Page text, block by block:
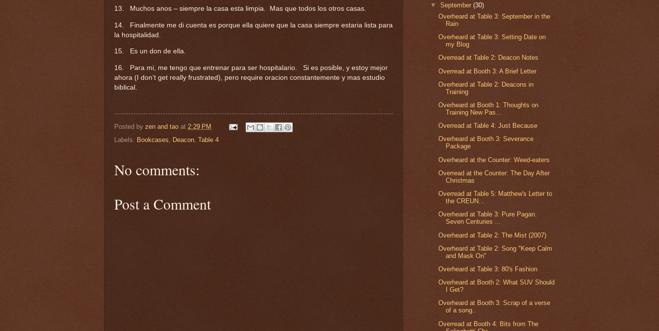
13. Muchos anos – siempre la casa esta limpia. Mas que todos los otros casas.
14.
Finalmente me di cuenta es porque ella quiere que la casa siempre estaria lista para
la hospitalidad.
15. Es un don de ella.
16.
Para mi, me tengo que entrenar para ser hospitalario. Si es posible, y estoy mejor
ahora (I don’t get really frustrated), pero require oracion constantemente y mas estudio
biblical.
Posted by zen and tao at 2:29 PM
Labels: Bookcases Deacon Table 4
No comments:
Post a Comment
▼September(30)
Overheard at Table 3: September in the
Rain
Overheard at Table 3: Setting Date on
my Blog
Overread at Table 2: Deacon Notes
Overread at Booth 3: A Brief Letter
Overheard at Table 2: Deacons in
Training
Overheard at Booth 1: Thoughts on
Training New Pas...
Overread at Table 4: Just Because
Overheard at Booth 3: Severance
Package
Overheard at the Counter: Weed-eaters
Overread at the Counter: The Day After
Christmas
Overread at Table 5: Matthew's Letter to
the CREUN...
Overheard at Table 3: Pure Pagan:
Seven Centuries ...
Overheard at Table 2: The Mist (2007)
Overheard at Table 2: Song "Keep Calm
and Mask On"
Overheard at Table 3: 80's Fashion
Overheard at Booth 2: What SUV Should
I Get?
Overheard at Booth 3: Scrap of a verse
of a song..
Overread at Booth 4: Bits from The